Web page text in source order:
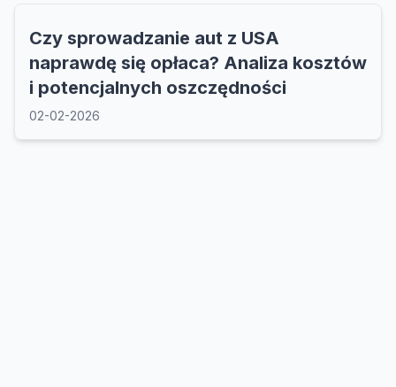
Czy sprowadzanie aut z USA
naprawdę się opłaca? Analiza kosztów
i potencjalnych oszczędności
02-02-2026